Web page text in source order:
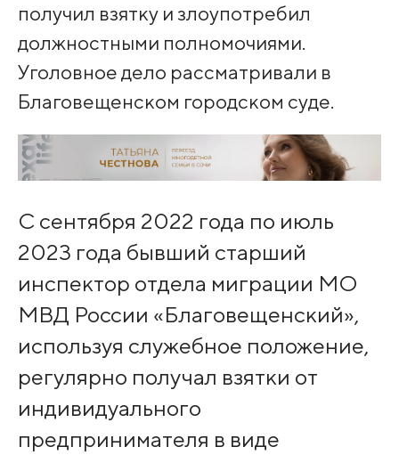
получил взятку и злоупотребил
должностными полномочиями.
Уголовное дело рассматривали в
Благовещенском городском суде.
С сентября 2022 года по июль
2023 года бывший старший
инспектор отдела миграции МО
МВД России «Благовещенский»,
используя служебное положение,
регулярно получал взятки от
индивидуального
предпринимателя в виде